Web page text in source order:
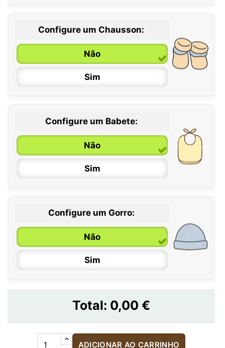
0 / 6 meses
6 / 12 meses
12 / 18 meses
Configure um Chausson:
Não
Sim
Configure um Babete:
Não
Sim
Configure um Gorro:
Não
Sim
Total: 0,00 €
ADICIONAR AO CARRINHO